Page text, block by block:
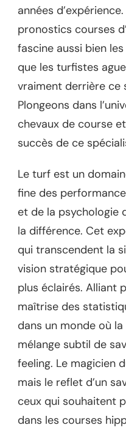
années
pronostics courses
fascine aussi bien
que les turfistes
vraiment derrière ce
Plongeons dans
chevaux de course
succès de ce
Le turf est un
fine des
et de la psychologie
la différence. Cet
qui transcendent la
vision stratégique
plus éclairés. Alliant
maîtrise des
dans un monde où
mélange subtil de
feeling. Le magicien
mais le reflet d’un
ceux qui souhaitent
dans les courses